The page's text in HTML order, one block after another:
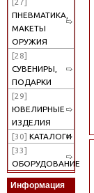
[27]
ПНЕВМАТИКА,
МАКЕТЫ
ОРУЖИЯ
[28]
СУВЕНИРЫ,
ПОДАРКИ
[29]
ЮВЕЛИРНЫЕ
ИЗДЕЛИЯ
[30] КАТАЛОГИ
[33]
ОБОРУДОВАНИЕ
Информация